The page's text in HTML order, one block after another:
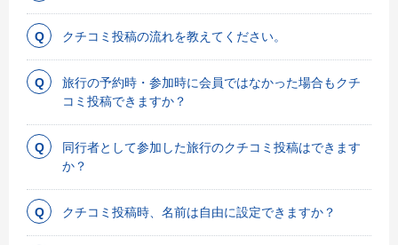
クチコミ投稿の流れを教えてください。
旅行の予約時・参加時に会員ではなかった場合もクチ
コミ投稿できますか？
同行者として参加した旅行のクチコミ投稿はできます
か？
クチコミ投稿時、名前は自由に設定できますか？